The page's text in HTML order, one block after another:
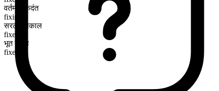
वर्तमान कृदंत
fixing
सरल भूतकाल
fixed
भूत कृदंत
fixed